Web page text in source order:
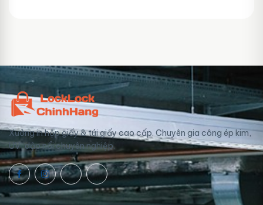
Xưởng in hộp giấy & túi giấy cao cấp. Chuyên gia công ép kim,
UV, dập nổi chuyên nghiệp.